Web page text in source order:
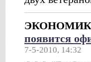
появится
7-5-2010, 14:32